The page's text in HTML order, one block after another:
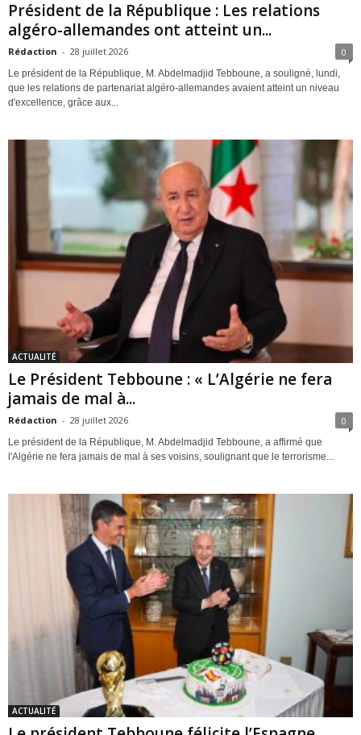
Président de la République : Les relations
algéro-allemandes ont atteint un...
Rédaction - 28 juillet 2026 0
Le président de la République, M. Abdelmadjid Tebboune, a souligné, lundi,
que les relations de partenariat algéro-allemandes avaient atteint un niveau
d'excellence, grâce aux...
ACTUALITÉ
Le Président Tebboune : « L’Algérie ne fera
jamais de mal à...
Rédaction - 28 juillet 2026 0
Le président de la République, M. Abdelmadjid Tebboune, a affirmé que
l'Algérie ne fera jamais de mal à ses voisins, soulignant que le terrorisme...
ACTUALITÉ